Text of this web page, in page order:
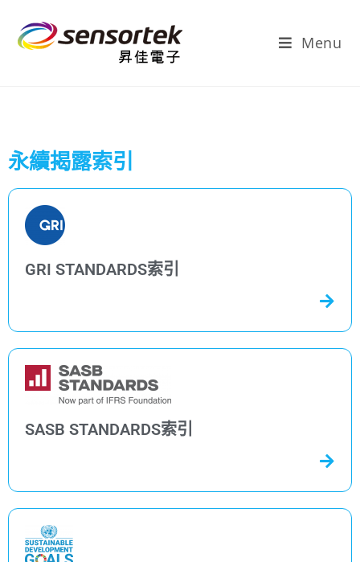
Menu
永續揭露索引
GRI STANDARDS索引
SASB STANDARDS索引​